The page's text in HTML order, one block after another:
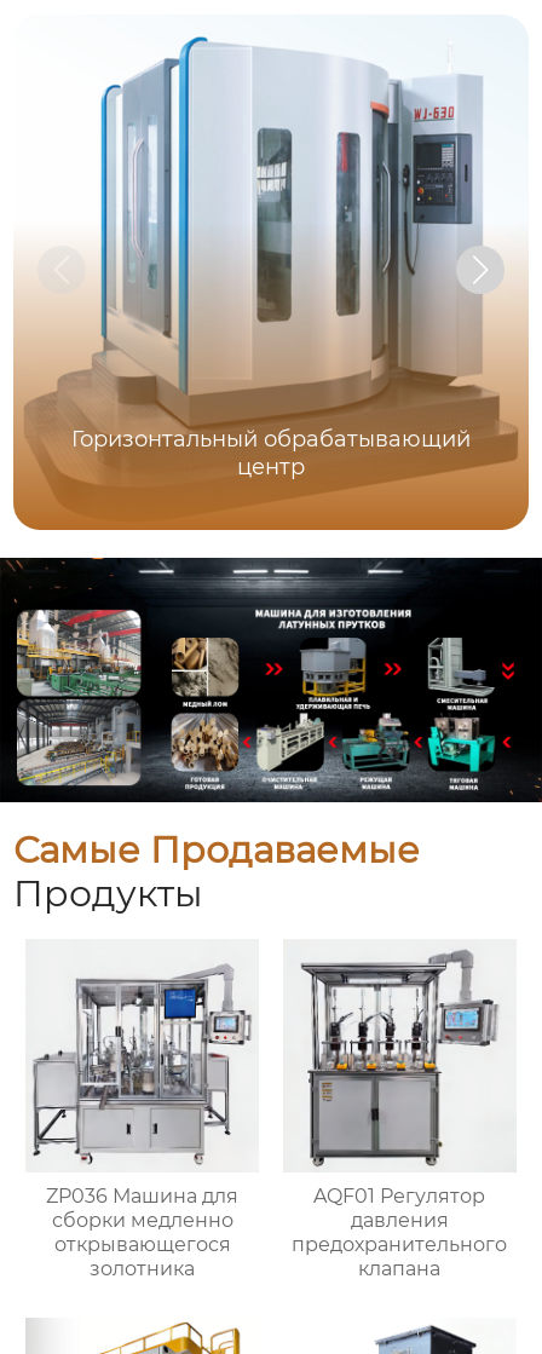
Горизонтальный обрабатывающий
центр
Самые Продаваемые
Продукты
ZP036 Машина для
сборки медленно
открывающегося
золотника
AQF01 Регулятор
давления
предохранительного
клапана